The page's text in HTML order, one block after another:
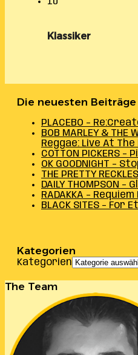
Klassiker
Die neuesten Beiträge
PLACEBO –
BOB MARLEY & THE
Reggae: Live At
COTTON PICKERS
OK GOODNIGHT –
THE PRETTY
DAILY THOMPSON –
RADAKKA –
BLACK SITES – For
Kategorien
Kategorien
The Team